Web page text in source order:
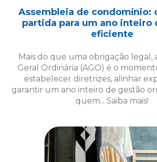
garantir um ano inteiro de gestão
quem... Saiba mais!